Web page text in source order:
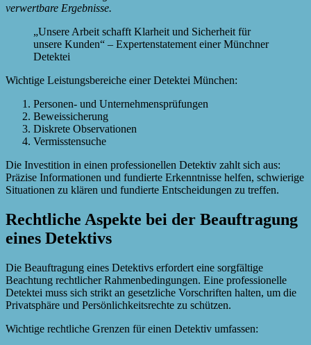
verwertbare Ergebnisse.
„Unsere Arbeit schafft Klarheit und Sicherheit für
unsere Kunden“ – Expertenstatement einer Münchner
Detektei
Wichtige Leistungsbereiche einer Detektei München:
Personen- und Unternehmensprüfungen
Beweissicherung
Diskrete Observationen
Vermisstensuche
Die Investition in einen professionellen Detektiv zahlt sich aus:
Präzise Informationen und fundierte Erkenntnisse helfen, schwierige
Situationen zu klären und fundierte Entscheidungen zu treffen.
Rechtliche Aspekte bei der Beauftragung
eines Detektivs
Die Beauftragung eines Detektivs erfordert eine sorgfältige
Beachtung rechtlicher Rahmenbedingungen. Eine professionelle
Detektei muss sich strikt an gesetzliche Vorschriften halten, um die
Privatsphäre und Persönlichkeitsrechte zu schützen.
Wichtige rechtliche Grenzen für einen Detektiv umfassen: